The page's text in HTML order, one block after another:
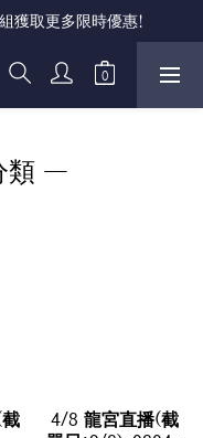
獲取更多限時優惠!
類 —
4/8 龍宮直播(截